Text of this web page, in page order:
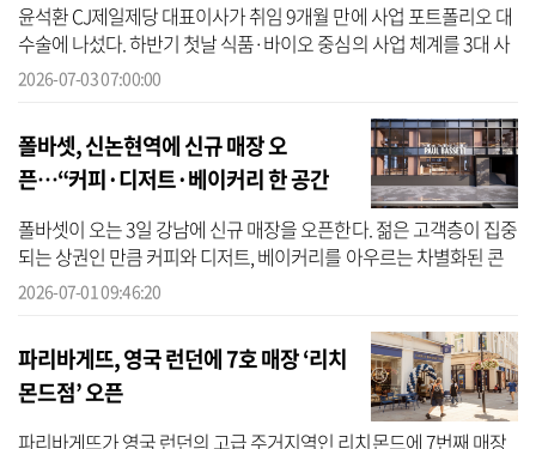
윤석환 CJ제일제당 대표이사가 취임 9개월 만에 사업 포트폴리오 대
수술에 나섰다. 하반기 첫날 식품·바이오 중심의 사업 체계를 3대 사
업부문으로 전면 재편하며 ‘선택과 집중’ 전략을 본격화한 것이다. 실
2026-07-03 07:00:00
폴바셋, 신논현역에 신규 매장 오
픈…“커피·디저트·베이커리 한 공간
에”
폴바셋이 오는 3일 강남에 신규 매장을 오픈한다. 젊은 고객층이 집중
되는 상권인 만큼 커피와 디저트, 베이커리를 아우르는 차별화된 콘
텐츠와 강남점 한정 메뉴를 앞세워 고객 유입을 확대한다는 전략이
2026-07-01 09:46:20
파리바게뜨, 영국 런던에 7호 매장 ‘리치
몬드점’ 오픈
파리바게뜨가 영국 런던의 고급 주거지역인 리치몬드에 7번째 매장